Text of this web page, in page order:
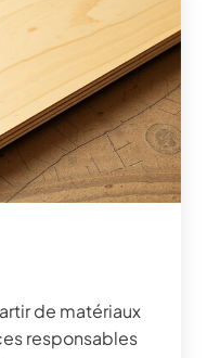
de matériaux
responsables